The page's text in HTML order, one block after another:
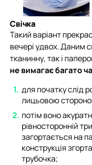
Свічка
Такий варіант
вечері удвох. Даним
тканинну, так і
не вимагає багато
для початку слід
лицьовою
потім воно
рівносторонній
загортається на
конструкція
трубочка;